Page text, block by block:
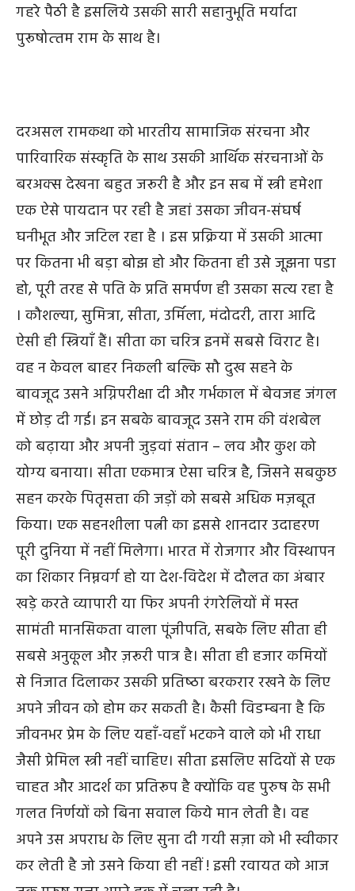
गहरे पैठी है इसलिये उसकी सारी सहानुभूति मर्यादा
पुरूषोत्‍तम राम के साथ है।
दरअसल रामकथा को भारतीय सामाजिक संरचना और
पारिवारिक संस्कृति के साथ उसकी आर्थिक संरचनाओं के
बरअक्स देखना बहुत जरूरी है और इन सब में स्त्री हमेशा
एक ऐसे पायदान पर रही है जहां उसका जीवन-संघर्ष
घनीभूत और जटिल रहा है । इस प्रक्रिया में उसकी आत्मा
पर कितना भी बड़ा बोझ हो और कितना ही उसे जूझना पडा
हो, पूरी तरह से पति के प्रति समर्पण ही उसका सत्य रहा है
। कौशल्या,सुमित्रा,सीता,उर्मिला, मंदोदरी,तारा आदि
ऐसी ही स्त्रियाँ हैं। सीता का चरित्र इनमें सबसे विराट है।
वह न केवल बाहर निकली बल्कि सौ दुख सहने के
बावजूद उसने अग्निपरीक्षा दी और गर्भकाल में बेवजह जंगल
में छोड़ दी गई। इन सबके बावजूद उसने राम की वंशबेल
को बढ़ाया और अपनीजुड़वांसंतान – लव औरकुशको
योग्‍य बनाया। सीता एकमात्र ऐसा चरित्र है, जिसने सबकुछ
सहन करके पितृसत्ता की जड़ों को सबसे अधिक मज़बूत
किया। एक सहनशीला पत्नी का इससे शानदार उदाहरण
पूरीदुनियामें नहीं मिलेगा। भारत में रोजगार और विस्थापन
का शिकार निम्नवर्ग हो या देश-विदेश में दौलत का अंबार
खड़े करते व्यापारी या फिर अपनी रंगरेलियों में मस्त
सामंती मानसिकता वाला पूंजीपति,सबके लिए सीता ही
सबसे अनुकूल और ज़रूरी पात्र है। सीता ही हजार कमियों
से निजात दिलाकर उसकी प्रतिष्‍ठा बरकरार रखने के लिए
अपने जीवन को होम कर सकती है। कैसीविडम्बना है कि
जीवनभर प्रेम के लिए यहाँ-वहाँ भटकने वाले को भी राधा
जैसी प्रेमिल स्त्री नहीं चाहिए। सीता इसलिए सदियों से एक
चाहत और आदर्श का प्रतिरूप है क्योंकि वह पुरुष के सभी
गलत निर्णयों को बिना सवाल कियेमानलेती है। वह
अपनेउस अपराधकेलिएसुनादीगयीसज़ाकोभीस्वीकार
करलेतीहैजोउसनेकियाहीनहीं! इसीरवायतको आज